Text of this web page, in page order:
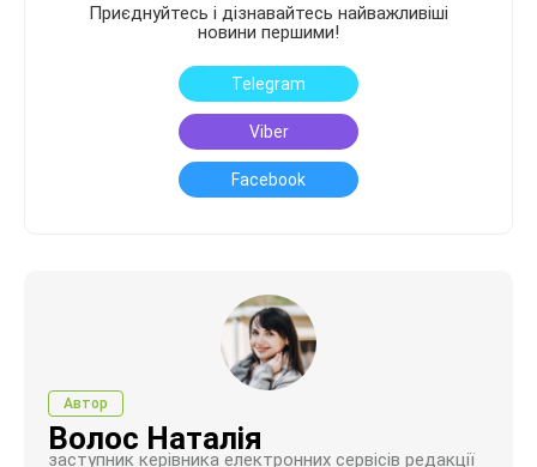
Приєднуйтесь і дізнавайтесь найважливіші
новини першими!
Telegram
Viber
Facebook
Автор
Волос Наталія
заступник керівника електронних сервісів редакції